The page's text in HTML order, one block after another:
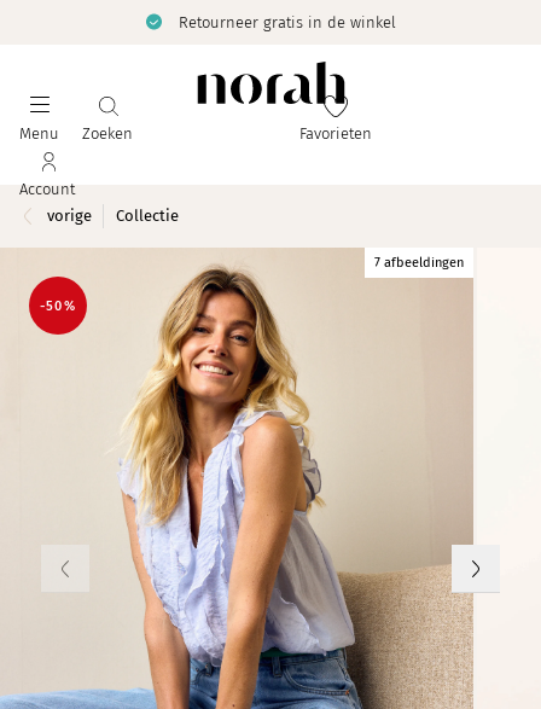
Retourneer gratis in de winkel
Menu Zoeken Favorieten
Account
vorige
Collectie
7 afbeeldingen
-50%